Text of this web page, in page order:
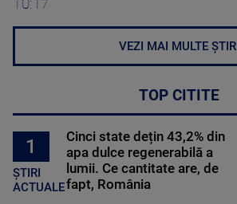
10:17
VEZI MAI MULTE ȘTIRI
TOP CITITE
1
ȘTIRI
ACTUALE
Cinci state dețin 43,2% din
apa dulce regenerabilă a
lumii. Ce cantitate are, de
fapt, România